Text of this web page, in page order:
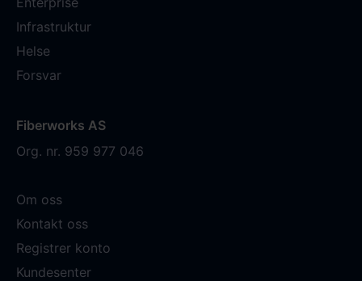
Infrastruktur
Helse
Forsvar
Fiberworks AS
Org. nr. 959 977 046
Om oss
Kontakt oss
Registrer konto
Kundesenter